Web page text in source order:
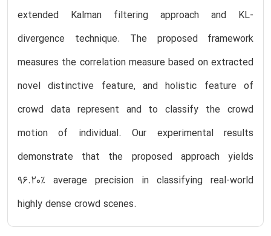
extended Kalman filtering approach and KL-
divergence technique. The proposed framework
measures the correlation measure based on extracted
novel distinctive feature, and holistic feature of
crowd data represent and to classify the crowd
motion of individual. Our experimental results
demonstrate that the proposed approach yields
96.20% average precision in classifying real-world
highly dense crowd scenes.